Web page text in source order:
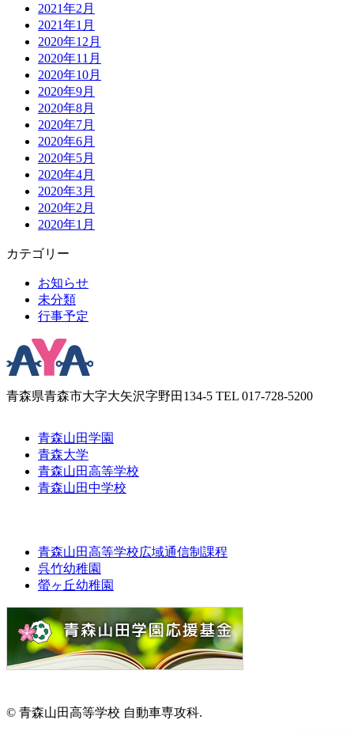
2021年2月
2021年1月
2020年12月
2020年11月
2020年10月
2020年9月
2020年8月
2020年7月
2020年6月
2020年5月
2020年4月
2020年3月
2020年2月
2020年1月
カテゴリー
お知らせ
未分類
行事予定
青森県青森市大字大矢沢字野田134-5 TEL 017-728-5200
青森山田学園
青森大学
青森山田高等学校
青森山田中学校
青森山田高等学校広域通信制課程
呉竹幼稚園
螢ヶ丘幼稚園
© 青森山田高等学校 自動車専攻科.